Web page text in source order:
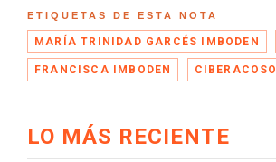
ETIQUETAS DE ESTA NOTA
MARÍA TRINIDAD GARCÉS IMBODEN
FRANCISCA IMBODEN CIBERACOSO
LO MÁS RECIENTE